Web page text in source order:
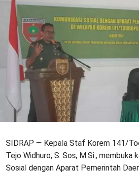
SIDRAP — Kepala Staf Korem 141/
Tejo Widhuro, S. Sos, M.Si., membuka
Sosial dengan Aparat Pemerintah